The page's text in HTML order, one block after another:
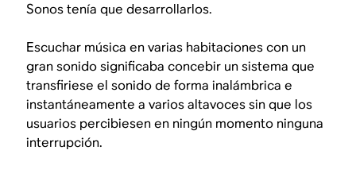
Sonos tenía que desarrollarlos.
Escuchar música en varias habitaciones con un
gran sonido significaba concebir un sistema que
transfiriese el sonido de forma inalámbrica e
instantáneamente a varios altavoces sin que los
usuarios percibiesen en ningún momento ninguna
interrupción.